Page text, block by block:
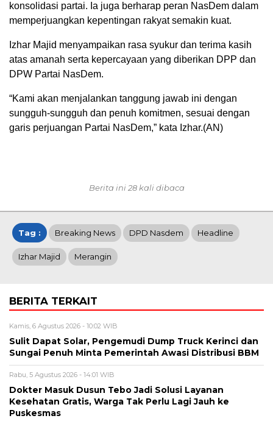
konsolidasi partai. Ia juga berharap peran NasDem dalam
memperjuangkan kepentingan rakyat semakin kuat.
Izhar Majid menyampaikan rasa syukur dan terima kasih
atas amanah serta kepercayaan yang diberikan DPP dan
DPW Partai NasDem.
“Kami akan menjalankan tanggung jawab ini dengan
sungguh-sungguh dan penuh komitmen, sesuai dengan
garis perjuangan Partai NasDem,” kata Izhar.(AN)
Berita ini 28 kali dibaca
Tag : Breaking News DPD Nasdem Headline
Izhar Majid Merangin
BERITA TERKAIT
Kamis, 6 Agustus 2026 - 10:02 WIB
Sulit Dapat Solar, Pengemudi Dump Truck Kerinci dan
Sungai Penuh Minta Pemerintah Awasi Distribusi BBM
Rabu, 5 Agustus 2026 - 14:01 WIB
Dokter Masuk Dusun Tebo Jadi Solusi Layanan
Kesehatan Gratis, Warga Tak Perlu Lagi Jauh ke
Puskesmas